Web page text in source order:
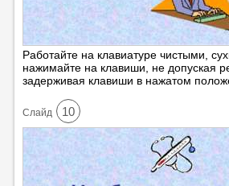
Работайте на клавиатуре чистыми,
нажимайте на клавиши, не допуская
задерживая клавиши в нажатом
Cлайд 10